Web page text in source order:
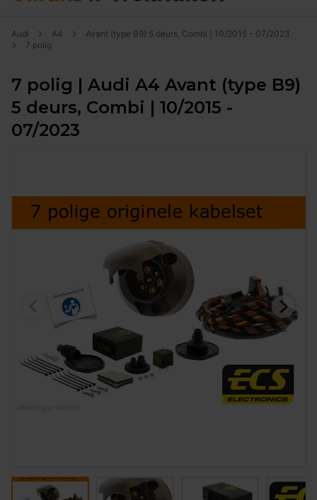
Audi A4
Avant (type B9) 5 deurs, Combi | 10/2015 - 07/2023
7 polig
7 polig | Audi A4 Avant (type B9)
5 deurs, Combi | 10/2015 -
07/2023